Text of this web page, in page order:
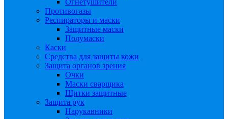
Огнетушители
Противогазы
Респираторы и маски
Защитные маски
Полумаски
Каски
Средства для защиты кожи
Защита органов зрения
Очки
Маски сварщика
Щитки защитные
Защита рук
Нарукавники